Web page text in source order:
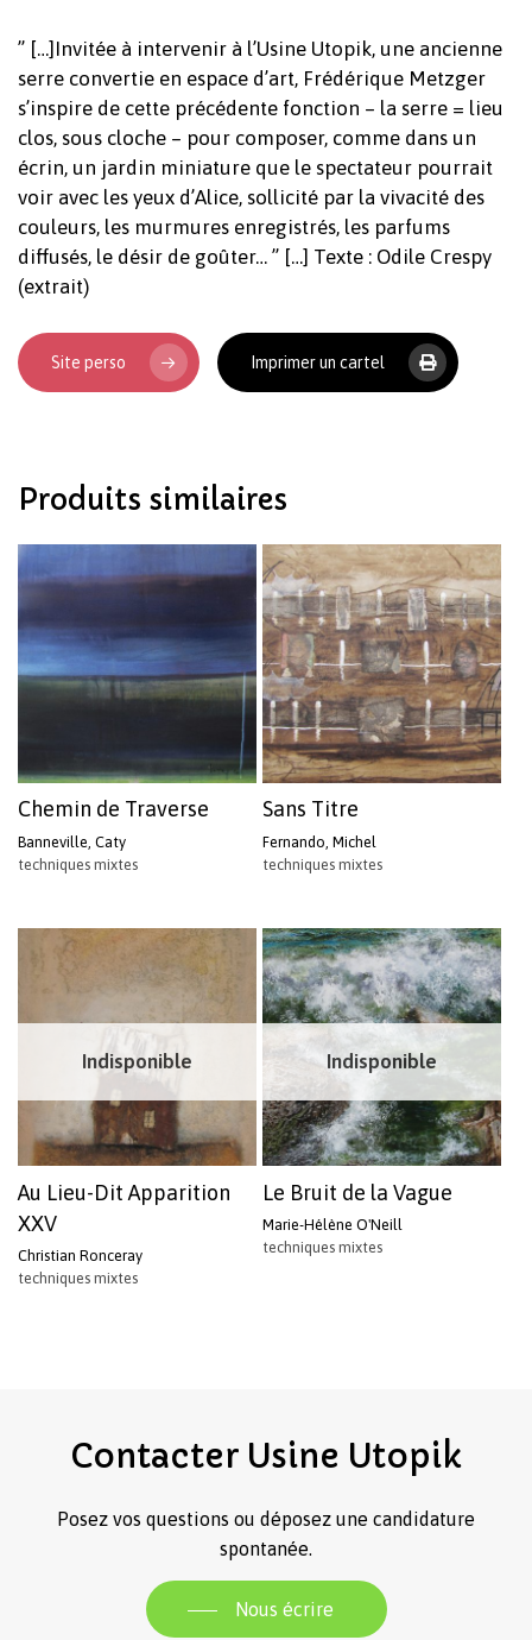
Revenir à l'Artotek
” […]Invitée à intervenir à l’Usine Utopik, une ancienne
serre convertie en espace d’art, Frédérique Metzger
s’inspire de cette précédente fonction – la serre = lieu
clos, sous cloche – pour composer, comme dans un
écrin, un jardin miniature que le spectateur pourrait
voir avec les yeux d’Alice, sollicité par la vivacité des
couleurs, les murmures enregistrés, les parfums
diffusés, le désir de goûter… ” […] Texte : Odile Crespy
(extrait)
Site perso Imprimer un cartel
Produits similaires
Chemin de Traverse
Banneville, Caty
techniques mixtes
Sans Titre
Fernando, Michel
techniques mixtes
Indisponible
Au Lieu-Dit Apparition
XXV
Christian Ronceray
techniques mixtes
Indisponible
Le Bruit de la Vague
Marie-Hélène O'Neill
techniques mixtes
Contacter Usine Utopik
Posez vos questions ou déposez une candidature
spontanée.
Nous écrire